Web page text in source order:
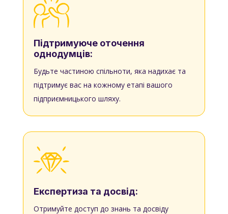
Підтримуюче оточення
однодумців:
Будьте частиною спільноти, яка надихає та
підтримує вас на кожному етапі вашого
підприємницького шляху.
Експертиза та досвід:
Отримуйте доступ до знань та досвіду